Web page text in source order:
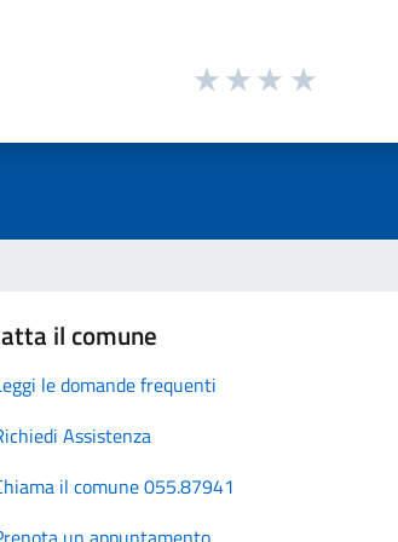
il comune
le domande frequenti
Assistenza
il comune 055.87941